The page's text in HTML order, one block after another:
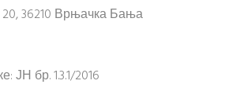
36210 Врњачка Бања
ЈН бр. 1.3.1/2016